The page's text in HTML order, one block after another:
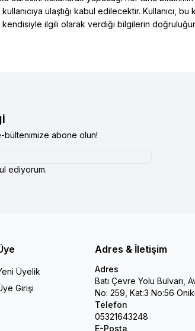
ulaştığı kabul edilecektir. Kullanıcı, bu
ilgili olarak verdiği bilgilerin
abone olun!
ediyorum.
Üyelik
Girişi
Adres & İletişim
Adres
Batı Çevre Yolu Bulvarı,
No: 259, Kat:3 No:56
Telefon
05321643248
E-Posta